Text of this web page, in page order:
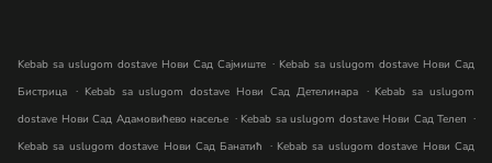
Kebab sa uslugom dostave Нови Сад Сајмиште . Kebab sa uslugom dostave Нови Сад
Бистрица . Kebab sa uslugom dostave Нови Сад Детелинара . Kebab sa uslugom
dostave Нови Сад Адамовићево насеље . Kebab sa uslugom dostave Нови Сад Телеп .
Kebab sa uslugom dostave Нови Сад Банатић . Kebab sa uslugom dostave Нови Сад